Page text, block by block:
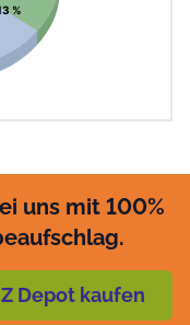
%
uns mit 100%
Depot kaufen